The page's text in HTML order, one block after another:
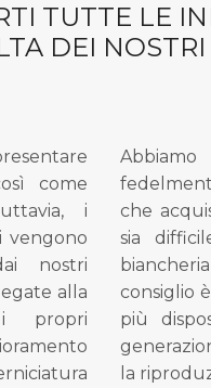
TUTTE LE
DEI
come
i
vengono
nostri
alla
i propri
che
sia
consiglio
più
la